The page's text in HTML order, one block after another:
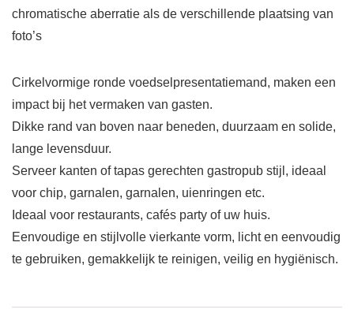
chromatische aberratie als de verschillende plaatsing van
foto’s
Cirkelvormige ronde voedselpresentatiemand, maken een
impact bij het vermaken van gasten.
Dikke rand van boven naar beneden, duurzaam en solide,
lange levensduur.
Serveer kanten of tapas gerechten gastropub stijl, ideaal
voor chip, garnalen, garnalen, uienringen etc.
Ideaal voor restaurants, cafés party of uw huis.
Eenvoudige en stijlvolle vierkante vorm, licht en eenvoudig
te gebruiken, gemakkelijk te reinigen, veilig en hygiënisch.